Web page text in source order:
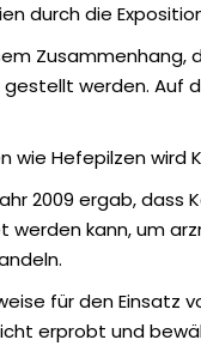
durch die
werden. Auf
wie Hefepilzen
2009 ergab, dass
werden kann, um
für den Einsatz
erprobt und